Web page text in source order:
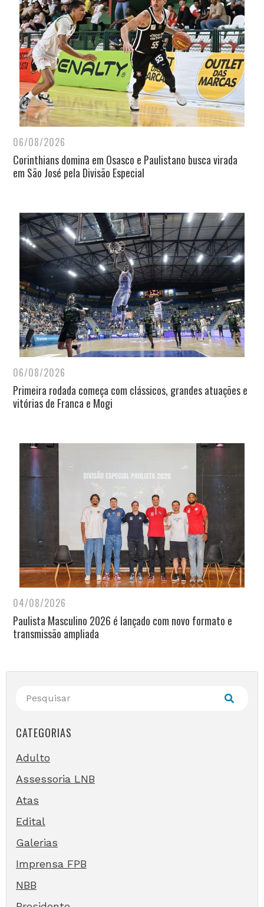
06/08/2026
Corinthians domina em Osasco e Paulistano busca virada
em São José pela Divisão Especial
06/08/2026
Primeira rodada começa com clássicos, grandes atuações e
vitórias de Franca e Mogi
04/08/2026
Paulista Masculino 2026 é lançado com novo formato e
transmissão ampliada
CATEGORIAS
Adulto
Assessoria LNB
Atas
Edital
Galerias
Imprensa FPB
NBB